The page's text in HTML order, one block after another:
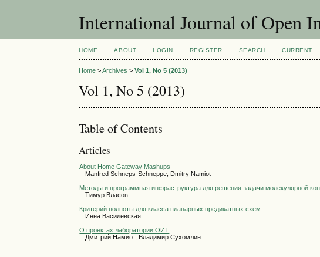
International Journal of Open
HOME ABOUT LOGIN REGISTER SEARCH CURRENT
Home >Archives >Vol 1, No 5 (2013)
Vol 1, No 5 (2013)
Table of Contents
Articles
About Home Gateway Mashups
Manfred Schneps-Schneppe, Dmitry Namiot
Методы и программная инфраструктура для решения задачи молекулярной
Тимур Власов
Критерий полноты для класса планарных предикатных схем
Инна Василевская
О проектах лаборатории ОИТ
Дмитрий Намиот, Владимир Сухомлин